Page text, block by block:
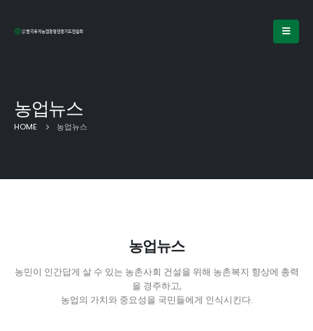
농업뉴스
HOME 농업뉴스
농업뉴스
농민이 인간답게 살 수 있는 농촌사회 건설을 위해 농촌복지 향상에 총력
을 경주하고,
농업의 가치와 중요성을 국민들에게 인식시킨다.